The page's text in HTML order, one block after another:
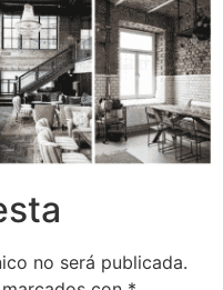
no será publicada.